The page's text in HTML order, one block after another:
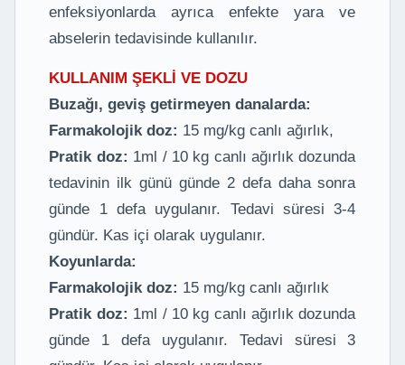
enfeksiyonlarda ayrıca enfekte yara ve
abselerin tedavisinde kullanılır.
KULLANIM ŞEKLİ VE DOZU
Buzağı, geviş getirmeyen danalarda:
Farmakolojik doz: 15 mg/kg canlı ağırlık,
Pratik doz: 1ml / 10 kg canlı ağırlık dozunda
tedavinin ilk günü günde 2 defa daha sonra
günde 1 defa uygulanır. Tedavi süresi 3-4
gündür. Kas içi olarak uygulanır.
Koyunlarda:
Farmakolojik doz: 15 mg/kg canlı ağırlık
Pratik doz: 1ml / 10 kg canlı ağırlık dozunda
günde 1 defa uygulanır. Tedavi süresi 3